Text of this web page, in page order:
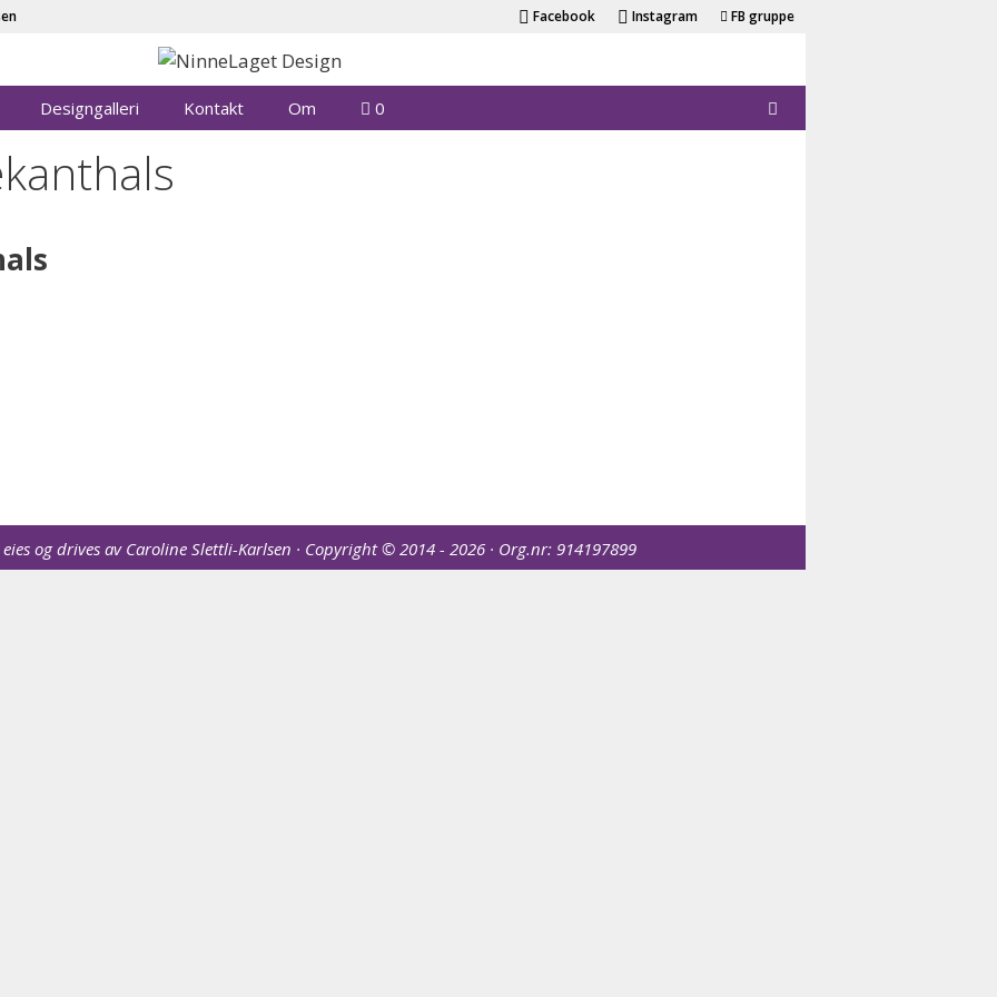
FB gruppe
Instagram
Facebook
Designgalleri Kontakt Om 0
og drives av Caroline Slettli-Karlsen · Copyright © 2014 - 2026 · Org.nr: 914197899